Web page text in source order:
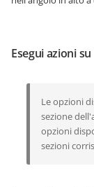
Esegui azioni
Le opzioni
sezione
opzioni
sezioni